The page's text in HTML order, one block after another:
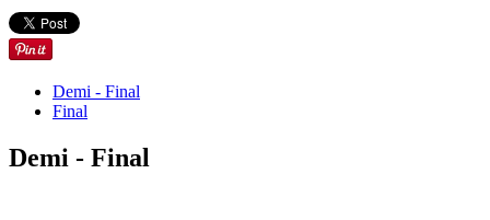
Demi - Final
Final
Demi - Final